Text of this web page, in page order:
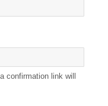
confirmation link will